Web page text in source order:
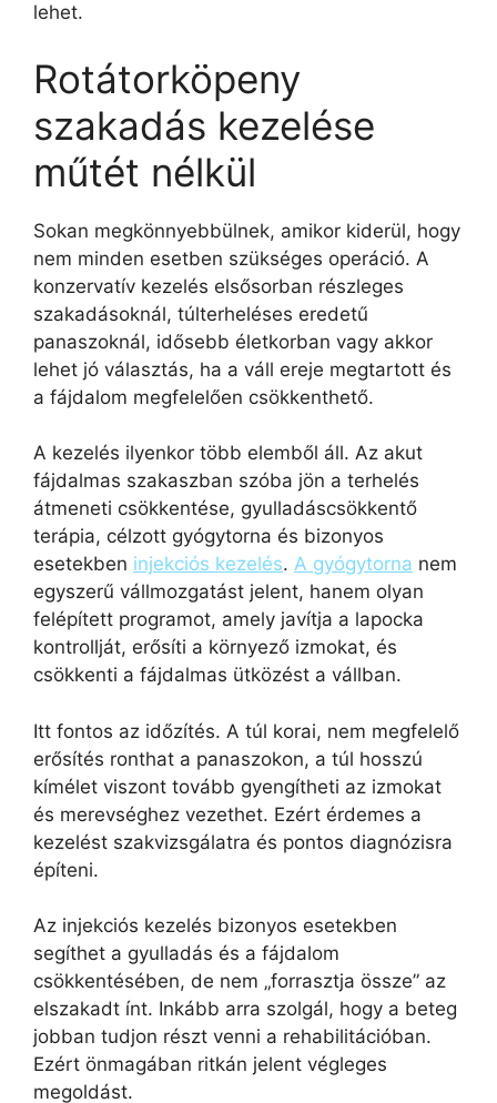
lehet.
Rotátorköpeny
szakadás kezelése
műtét nélkül
Sokan megkönnyebbülnek, amikor kiderül, hogy
nem minden esetben szükséges operáció. A
konzervatív kezelés elsősorban részleges
szakadásoknál, túlterheléses eredetű
panaszoknál, idősebb életkorban vagy akkor
lehet jó választás, ha a váll ereje megtartott és
a fájdalom megfelelően csökkenthető.
A kezelés ilyenkor több elemből áll. Az akut
fájdalmas szakaszban szóba jön a terhelés
átmeneti csökkentése, gyulladáscsökkentő
terápia, célzott gyógytorna és bizonyos
esetekben injekciós kezelés. A gyógytorna nem
egyszerű vállmozgatást jelent, hanem olyan
felépített programot, amely javítja a lapocka
kontrollját, erősíti a környező izmokat, és
csökkenti a fájdalmas ütközést a vállban.
Itt fontos az időzítés. A túl korai, nem megfelelő
erősítés ronthat a panaszokon, a túl hosszú
kímélet viszont tovább gyengítheti az izmokat
és merevséghez vezethet. Ezért érdemes a
kezelést szakvizsgálatra és pontos diagnózisra
építeni.
Az injekciós kezelés bizonyos esetekben
segíthet a gyulladás és a fájdalom
csökkentésében, de nem „forrasztja össze” az
elszakadt ínt. Inkább arra szolgál, hogy a beteg
jobban tudjon részt venni a rehabilitációban.
Ezért önmagában ritkán jelent végleges
megoldást.